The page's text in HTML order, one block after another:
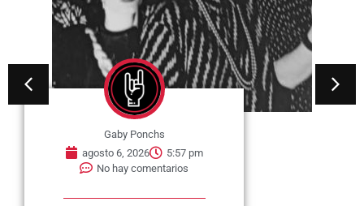
Gaby Ponchs
agosto 6, 2026
5:57 pm
No hay comentarios